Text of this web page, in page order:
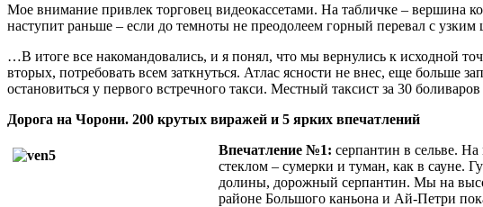
Мое внимание привлек торговец видеокассетами. На табличке – вершина
наступит раньше – если до темноты не преодолеем горный перевал с
…В итоге все накомандовались, и я понял, что мы вернулись к исходной
вторых, потребовать всем заткнуться. Атлас ясности не внес, еще
остановиться у первого встречного такси. Местный таксист за 30
Дорога на Чорони. 200 крутых виражей и 5 ярких впечатлений
Впечатление №1: серпантин в сельве.
стеклом – сумерки и туман, как в сауне.
долины, дорожный серпантин. Мы на
районе Большого каньона и Ай-Петри